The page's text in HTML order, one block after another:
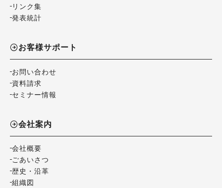
リンク集
発表統計
お客様サポート
お問い合わせ
資料請求
セミナー情報
会社案内
会社概要
ごあいさつ
歴史・沿革
組織図